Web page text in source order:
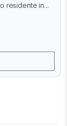
residente in...